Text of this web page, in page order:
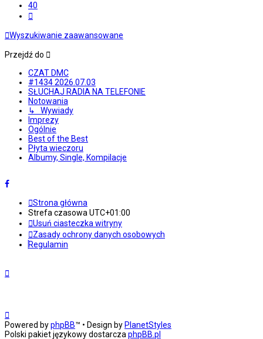
40
Wyszukiwanie zaawansowane
Przejdź do
CZAT DMC
#1434 2026.07.03
SŁUCHAJ RADIA NA TELEFONIE
Notowania
↳ Wywiady
Imprezy
Ogólnie
Best of the Best
Płyta wieczoru
Albumy, Single, Kompilacje
Strona główna
Strefa czasowa UTC+01:00
Usuń ciasteczka witryny
Zasady ochrony danych osobowych
Regulamin
Powered byphpBB™ • Design by PlanetStyles
Polski pakiet językowy dostarcza phpBB.pl